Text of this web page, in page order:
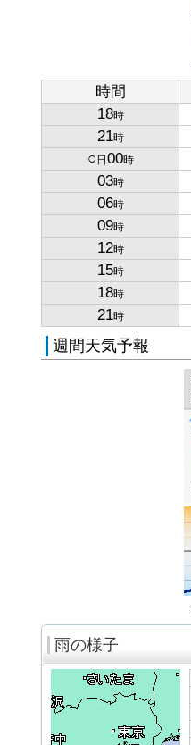
時間
18時
21時
○ 日 00時
03時
06時
09時
12時
15時
18時
21時
週間天気予報
雨の様子